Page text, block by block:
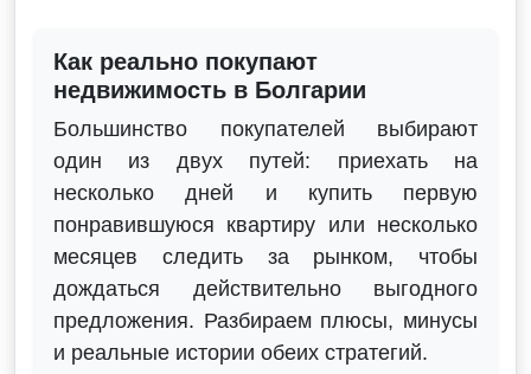
Как реально покупают
недвижимость в Болгарии
Большинство покупателей выбирают
один из двух путей: приехать на
несколько дней и купить первую
понравившуюся квартиру или несколько
месяцев следить за рынком, чтобы
дождаться действительно выгодного
предложения. Разбираем плюсы, минусы
и реальные истории обеих стратегий.